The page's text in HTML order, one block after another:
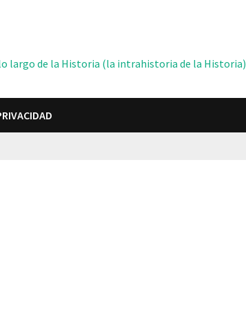
lo largo de la Historia (la intrahistoria de la Historia)